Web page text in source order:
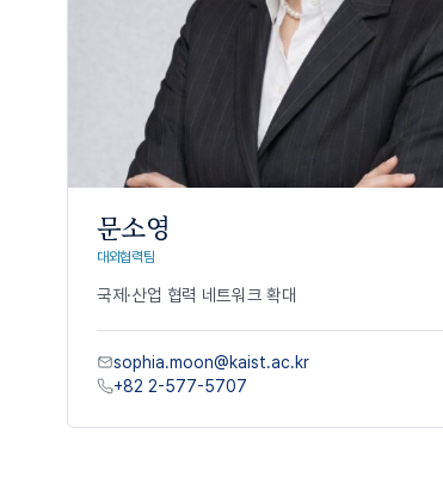
문소영
대외협력팀
국제·산업 협력 네트워크 확대
sophia.moon@kaist.ac.kr
+82 2-577-5707